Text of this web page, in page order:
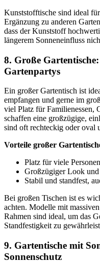
Kunststofftische sind ideal
Ergänzung zu anderen
dass der Kunststoff
längerem Sonneneinfluss
8. Große
Gartenpartys
Ein großer Gartentisch ist
empfangen und gerne im
viel Platz für Familienessen,
schaffen eine großzügige,
sind oft rechteckig oder oval
Vorteile großer
Platz für viele
Großzügiger Look
Stabil und standfest,
Bei großen Tischen ist es
achten. Modelle mit
Rahmen sind ideal, um das
Standfestigkeit zu
9. Gartentische mit
Sonnenschutz